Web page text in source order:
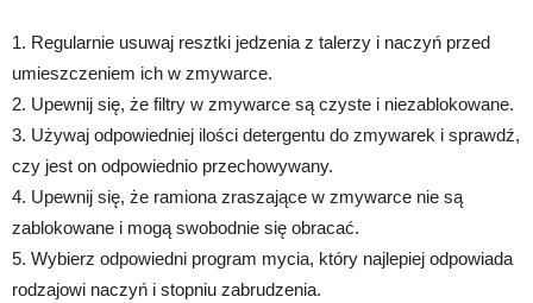
1. Regularnie usuwaj resztki jedzenia z talerzy i naczyń przed
umieszczeniem ich w zmywarce.
2. Upewnij się, że filtry w zmywarce są czyste i niezablokowane.
3. Używaj odpowiedniej ilości detergentu do zmywarek i sprawdź,
czy jest on odpowiednio przechowywany.
4. Upewnij się, że ramiona zraszające w zmywarce nie są
zablokowane i mogą swobodnie się obracać.
5. Wybierz odpowiedni program mycia, który najlepiej odpowiada
rodzajowi naczyń i stopniu zabrudzenia.